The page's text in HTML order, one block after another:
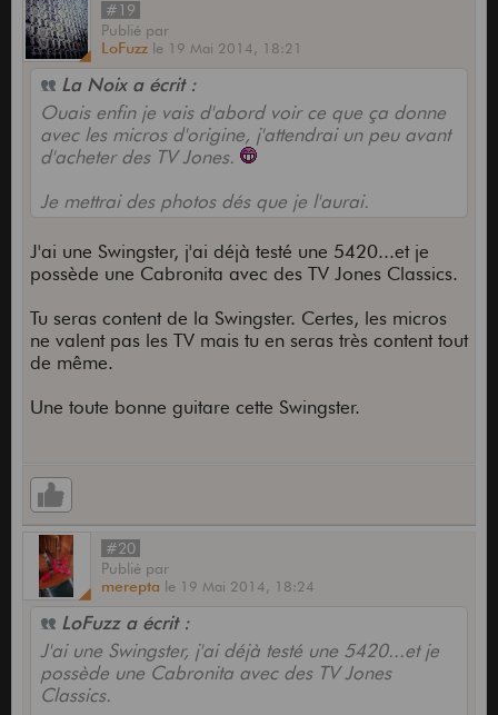
#19
Publié par
LoFuzz le 19 Mai 2014, 18:21
La Noix a écrit :
Ouais enfin je vais d'abord voir ce que ça donne
avec les micros d'origine, j'attendrai un peu avant
d'acheter des TV Jones.
Je mettrai des photos dés que je l'aurai.
J'ai une Swingster, j'ai déjà testé une 5420...et je
possède une Cabronita avec des TV Jones Classics.
Tu seras content de la Swingster. Certes, les micros
ne valent pas les TV mais tu en seras très content tout
de même.
Une toute bonne guitare cette Swingster.
#20
Publié par
merepta le 19 Mai 2014, 18:24
LoFuzz a écrit :
J'ai une Swingster, j'ai déjà testé une 5420...et je
possède une Cabronita avec des TV Jones
Classics.